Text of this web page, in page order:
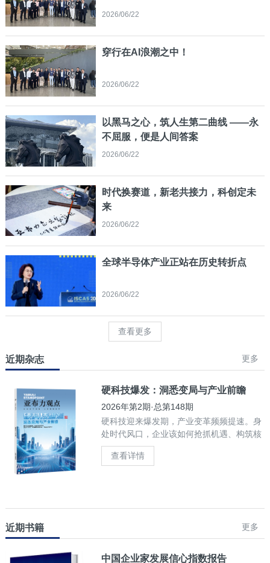
2026/06/22
穿行在AI浪潮之中！
2026/06/22
以黑马之心，筑人生第二曲线 ——永
不屈服，便是人间答案
2026/06/22
时代换赛道，新老共接力，科创定未
来
2026/06/22
全球半导体产业正站在历史转折点
2026/06/22
查看更多
近期杂志 更多
硬科技爆发：洞悉变局与产业前瞻
2026年第2期·总第148期
硬科技迎来爆发期，产业变革频频提速。身
处时代风口，企业该如何抢抓机遇、构筑核
心竞争力？
查看详情
近期书籍 更多
中国企业家发展信心指数报告